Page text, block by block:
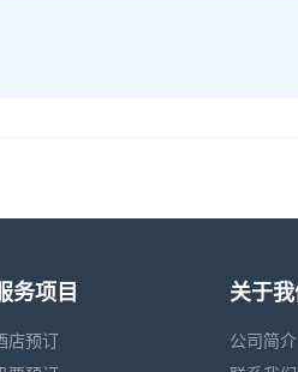
务项目
店预订
关于我
公司简介